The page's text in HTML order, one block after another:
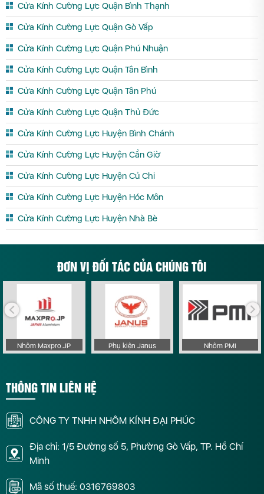
Cửa Kính Cường Lực Quận Bình Thạnh
Cửa Kính Cường Lực Quận Gò Vấp
Cửa Kính Cường Lực Quận Phú Nhuận
Cửa Kính Cường Lực Quận Tân Bình
Cửa Kính Cường Lực Quận Tân Phú
Cửa Kính Cường Lực Quận Thủ Đức
Cửa Kính Cường Lực Huyện Bình Chánh
Cửa Kính Cường Lực Huyện Cần Giờ
Cửa Kính Cường Lực Huyện Củ Chi
Cửa Kính Cường Lực Huyện Hóc Môn
Cửa Kính Cường Lực Huyện Nhà Bè
ĐƠN VỊ ĐỐI TÁC CỦA CHÚNG TÔI
Nhôm Maxpro.JP Phụ kiện Janus Nhôm PMI
THÔNG TIN LIÊN HỆ
CÔNG TY TNHH NHÔM KÍNH ĐẠI PHÚC
Địa chỉ: 1/5 Đường số 5, Phường Gò Vấp, TP. Hồ Chí
Minh
Mã số thuế: 0316769803